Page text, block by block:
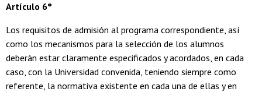
Artículo 6°
Los requisitos de admisión al programa correspondiente, así
como los mecanismos para la selección de los alumnos
deberán estar claramente especificados y acordados, en cada
caso, con la Universidad convenida, teniendo siempre como
referente, la normativa existente en cada una de ellas y en